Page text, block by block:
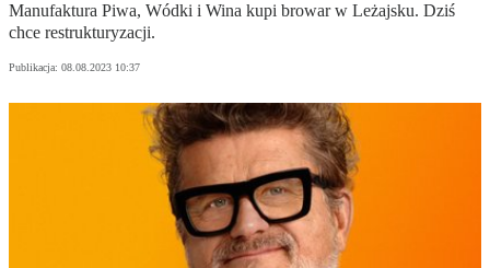
Manufaktura Piwa, Wódki i Wina kupi browar w Leżajsku. Dziś
chce restrukturyzacji.
Publikacja: 08.08.2023 10:37